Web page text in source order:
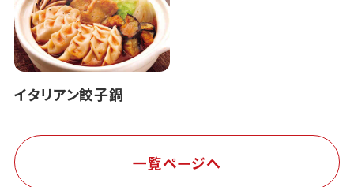
イタリアン餃子鍋
一覧ページへ